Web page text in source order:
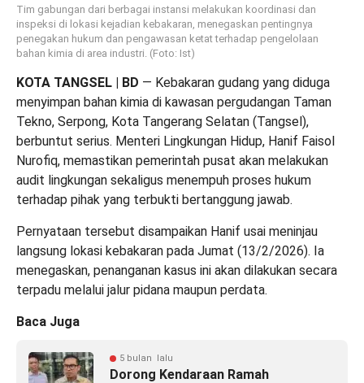
Tim gabungan dari berbagai instansi melakukan koordinasi dan
inspeksi di lokasi kejadian kebakaran, menegaskan pentingnya
penegakan hukum dan pengawasan ketat terhadap pengelolaan
bahan kimia di area industri. (Foto: Ist)
KOTA TANGSEL | BD — Kebakaran gudang yang diduga
menyimpan bahan kimia di kawasan pergudangan Taman
Tekno, Serpong, Kota Tangerang Selatan (Tangsel),
berbuntut serius. Menteri Lingkungan Hidup, Hanif Faisol
Nurofiq, memastikan pemerintah pusat akan melakukan
audit lingkungan sekaligus menempuh proses hukum
terhadap pihak yang terbukti bertanggung jawab.
Pernyataan tersebut disampaikan Hanif usai meninjau
langsung lokasi kebakaran pada Jumat (13/2/2026). Ia
menegaskan, penanganan kasus ini akan dilakukan secara
terpadu melalui jalur pidana maupun perdata.
Baca Juga
5 bulan lalu
Dorong Kendaraan Ramah